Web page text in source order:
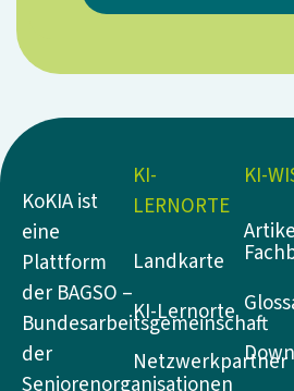
KoKIA ist
eine
Plattform
der BAGSO –
Bundesarbeitsgemeinschaft
der
Seniorenorganisationen
KI-
LERNORTE
Landkarte
KI-Lernorte
Netzwerkpartner
KI-